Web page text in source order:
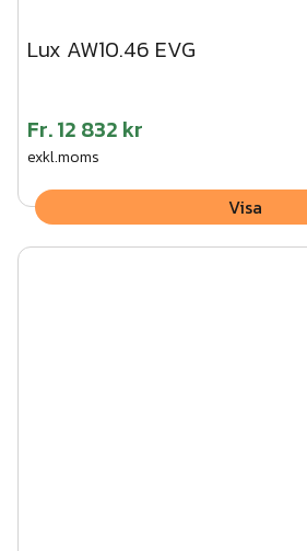
Lux AW10.46 EVG
Fr.12 832 kr
exkl.moms
Visa